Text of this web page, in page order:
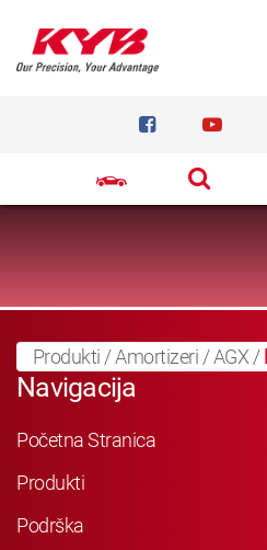
Produkti /Amortizeri /AGX /
Navigacija
Početna Stranica
Produkti
Podrška